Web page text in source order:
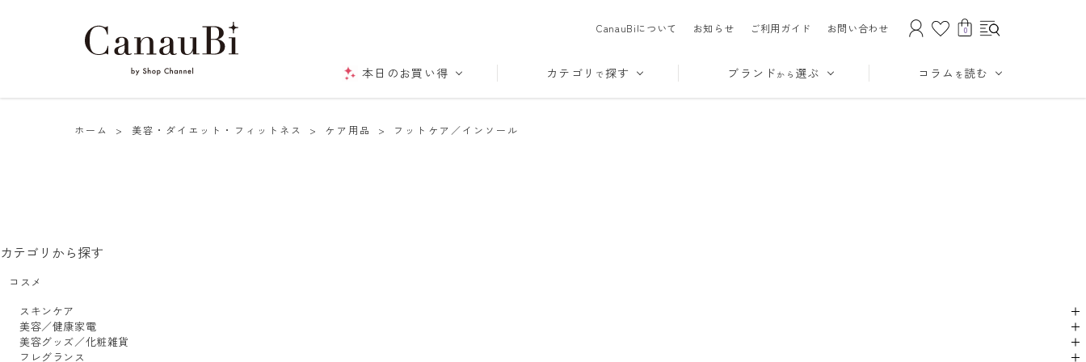
CanauBiについて お知らせ ご利用ガイド お問い合わせ 0
本日のお買い得 カテゴリ で探す ブランド から 選ぶ コラム を読む
ホーム > 美容・ダイエット・フィットネス > ケア用品 > フットケア／インソール
カテゴリから探す
コスメ
スキンケア
美容／健康家電
美容グッズ／化粧雑貨
フレグランス